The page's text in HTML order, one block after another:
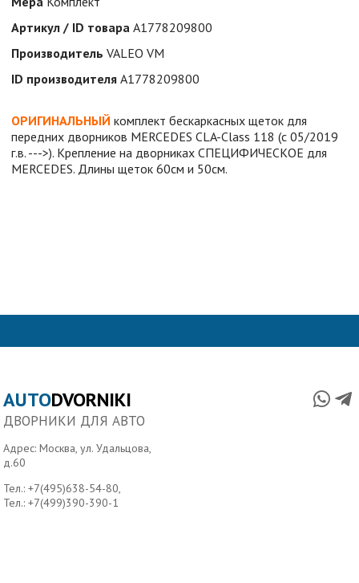
Артикул / ID товара A1778209800
Производитель VALEO VM
ID производителя A1778209800
ОРИГИНАЛЬНЫЙ комплект бескаркасных щеток для
передних дворников MERCEDES CLA-Class 118 (с 05/2019
г.в. --->). Крепление на дворниках СПЕЦИФИЧЕСКОЕ для
MERCEDES. Длины щеток 60см и 50см.
AUTODVORNIKI
ДВОРНИКИ ДЛЯ АВТО
Адрес: Москва, ул. Удальцова,
д.60
Тел.:+7(495)638-54-80,
Тел.:+7(499)390-390-1